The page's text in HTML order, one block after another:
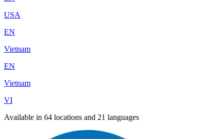
USA
EN
Vietnam
EN
Vietnam
VI
Available in 64 locations and 21 languages